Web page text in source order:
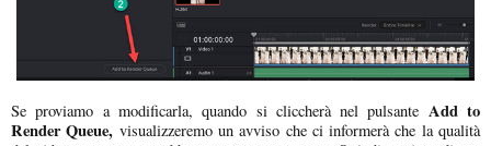
Se proviamo a modificarla, quando si cliccherà nel pulsante Add to
Render Queue, visualizzeremo un avviso che ci informerà che la qualità